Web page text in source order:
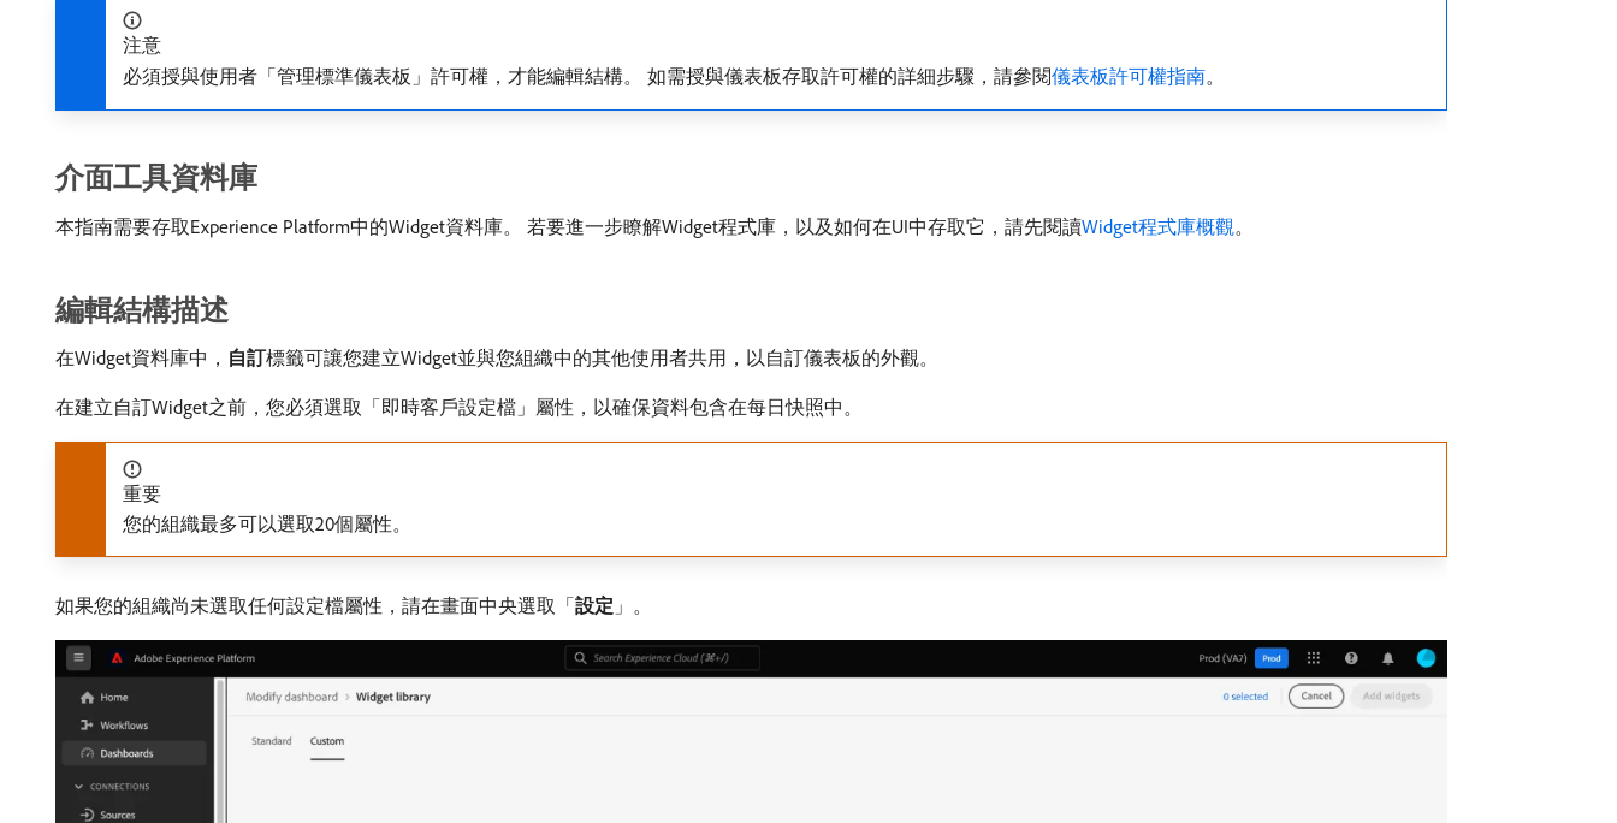
注意
必須授與使用者「管理標準儀表板」許可權，才能編輯結構。 如需授與儀表板存取許可權的詳細步驟，請參閱儀表板許可權指南。
介面工具資料庫
本指南需要存取Experience Platform中的Widget資料庫。 若要進一步瞭解Widget程式庫，以及如何在UI中存取它，請先閱讀Widget程式庫概觀。
編輯結構描述
在Widget資料庫中， 自訂​標籤可讓您建立Widget並與您組織中的其他使用者共用，以自訂儀表板的外觀。
在建立自訂Widget之前，您必須選取「即時客戶設定檔」屬性，以確保資料包含在每日快照中。
重要
您的組織最多可以選取20個屬性。
如果您的組織尚未選取任何設定檔屬性，請在畫面中央選取「設定 」。